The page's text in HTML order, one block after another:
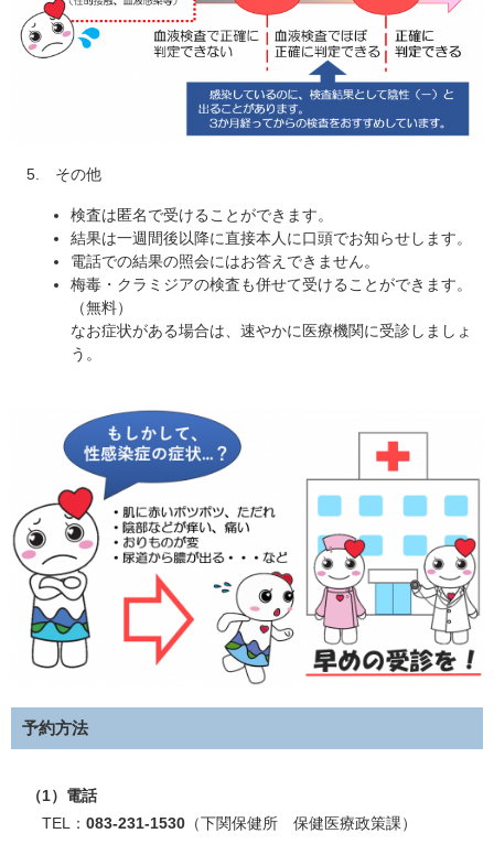
5. その他
検査は匿名で受けることができます。
結果は一週間後以降に直接本人に口頭でお知らせします。
電話での結果の照会にはお答えできません。
梅毒・クラミジアの検査も併せて受けることができます。
（無料）
なお症状がある場合は、速やかに医療機関に受診しましょ
う。
予約方法
（1）電話
TEL： 083-231-1530 （下関保健所 保健医療政策課）